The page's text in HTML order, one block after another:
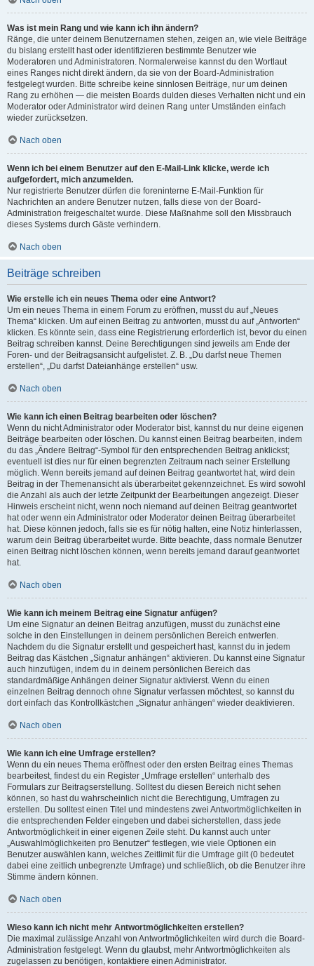
Was ist mein Rang und wie kann ich ihn ändern?
Ränge, die unter deinem Benutzernamen stehen, zeigen an, wie viele Beiträge
du bislang erstellt hast oder identifizieren bestimmte Benutzer wie
Moderatoren und Administratoren. Normalerweise kannst du den Wortlaut
eines Ranges nicht direkt ändern, da sie von der Board-Administration
festgelegt wurden. Bitte schreibe keine sinnlosen Beiträge, nur um deinen
Rang zu erhöhen — die meisten Boards dulden dieses Verhalten nicht und ein
Moderator oder Administrator wird deinen Rang unter Umständen einfach
wieder zurücksetzen.
Nach oben
Wenn ich bei einem Benutzer auf den E-Mail-Link klicke, werde ich
aufgefordert, mich anzumelden.
Nur registrierte Benutzer dürfen die foreninterne E-Mail-Funktion für
Nachrichten an andere Benutzer nutzen, falls diese von der Board-
Administration freigeschaltet wurde. Diese Maßnahme soll den Missbrauch
dieses Systems durch Gäste verhindern.
Nach oben
Beiträge schreiben
Wie erstelle ich ein neues Thema oder eine Antwort?
Um ein neues Thema in einem Forum zu eröffnen, musst du auf „Neues
Thema“ klicken. Um auf einen Beitrag zu antworten, musst du auf „Antworten“
klicken. Es könnte sein, dass eine Registrierung erforderlich ist, bevor du einen
Beitrag schreiben kannst. Deine Berechtigungen sind jeweils am Ende der
Foren- und der Beitragsansicht aufgelistet. Z. B. „Du darfst neue Themen
erstellen“, „Du darfst Dateianhänge erstellen“ usw.
Nach oben
Wie kann ich einen Beitrag bearbeiten oder löschen?
Wenn du nicht Administrator oder Moderator bist, kannst du nur deine eigenen
Beiträge bearbeiten oder löschen. Du kannst einen Beitrag bearbeiten, indem
du das „Ändere Beitrag“-Symbol für den entsprechenden Beitrag anklickst;
eventuell ist dies nur für einen begrenzten Zeitraum nach seiner Erstellung
möglich. Wenn bereits jemand auf deinen Beitrag geantwortet hat, wird dein
Beitrag in der Themenansicht als überarbeitet gekennzeichnet. Es wird sowohl
die Anzahl als auch der letzte Zeitpunkt der Bearbeitungen angezeigt. Dieser
Hinweis erscheint nicht, wenn noch niemand auf deinen Beitrag geantwortet
hat oder wenn ein Administrator oder Moderator deinen Beitrag überarbeitet
hat. Diese können jedoch, falls sie es für nötig halten, eine Notiz hinterlassen,
warum dein Beitrag überarbeitet wurde. Bitte beachte, dass normale Benutzer
einen Beitrag nicht löschen können, wenn bereits jemand darauf geantwortet
hat.
Nach oben
Wie kann ich meinem Beitrag eine Signatur anfügen?
Um eine Signatur an deinen Beitrag anzufügen, musst du zunächst eine
solche in den Einstellungen in deinem persönlichen Bereich entwerfen.
Nachdem du die Signatur erstellt und gespeichert hast, kannst du in jedem
Beitrag das Kästchen „Signatur anhängen“ aktivieren. Du kannst eine Signatur
auch hinzufügen, indem du in deinem persönlichen Bereich das
standardmäßige Anhängen deiner Signatur aktivierst. Wenn du einen
einzelnen Beitrag dennoch ohne Signatur verfassen möchtest, so kannst du
dort einfach das Kontrollkästchen „Signatur anhängen“ wieder deaktivieren.
Nach oben
Wie kann ich eine Umfrage erstellen?
Wenn du ein neues Thema eröffnest oder den ersten Beitrag eines Themas
bearbeitest, findest du ein Register „Umfrage erstellen“ unterhalb des
Formulars zur Beitragserstellung. Solltest du diesen Bereich nicht sehen
können, so hast du wahrscheinlich nicht die Berechtigung, Umfragen zu
erstellen. Du solltest einen Titel und mindestens zwei Antwortmöglichkeiten in
die entsprechenden Felder eingeben und dabei sicherstellen, dass jede
Antwortmöglichkeit in einer eigenen Zeile steht. Du kannst auch unter
„Auswahlmöglichkeiten pro Benutzer“ festlegen, wie viele Optionen ein
Benutzer auswählen kann, welches Zeitlimit für die Umfrage gilt (0 bedeutet
dabei eine zeitlich unbegrenzte Umfrage) und schließlich, ob die Benutzer ihre
Stimme ändern können.
Nach oben
Wieso kann ich nicht mehr Antwortmöglichkeiten erstellen?
Die maximal zulässige Anzahl von Antwortmöglichkeiten wird durch die Board-
Administration festgelegt. Wenn du glaubst, mehr Antwortmöglichkeiten als
zugelassen zu benötigen, kontaktiere einen Administrator.